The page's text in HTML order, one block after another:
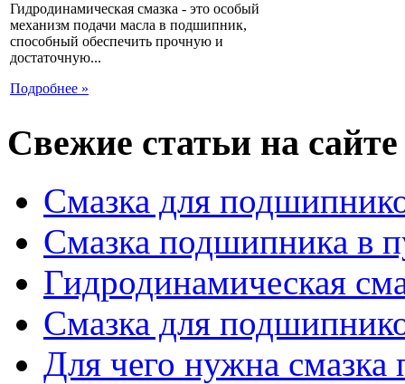
Гидродинамическая смазка - это особый
механизм подачи масла в подшипник,
способный обеспечить прочную и
достаточную...
Подробнее »
Свежие статьи на сайте
Смазка для
Смазка подшипника в
Гидродинамическая
Смазка для
Для чего нужна